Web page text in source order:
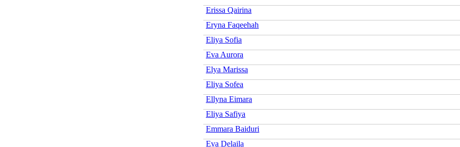
Erissa Qairina
Eryna Faqeehah
Eliya Sofia
Eva Aurora
Elya Marissa
Eliya Sofea
Ellyna Eimara
Eliya Safiya
Emmara Baiduri
Eva Delaila